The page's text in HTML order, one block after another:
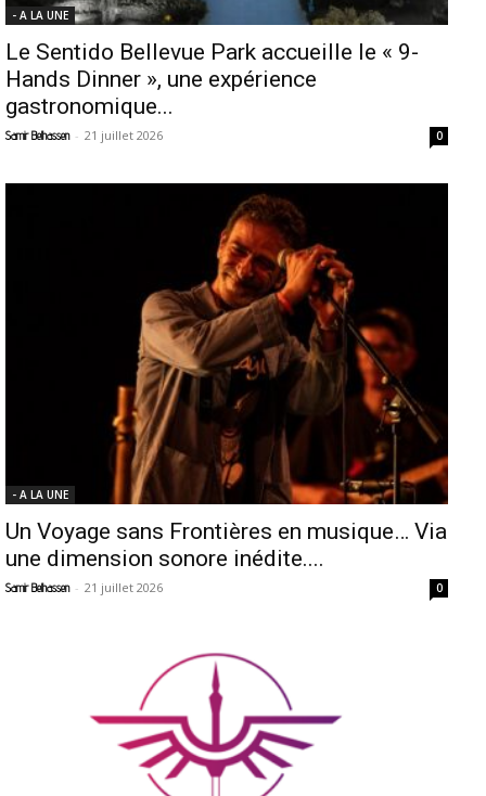
- A LA UNE
Le Sentido Bellevue Park accueille le « 9-
Hands Dinner », une expérience
gastronomique...
Samir Belhassen - 21 juillet 2026 0
- A LA UNE
Un Voyage sans Frontières en musique… Via
une dimension sonore inédite....
Samir Belhassen - 21 juillet 2026 0